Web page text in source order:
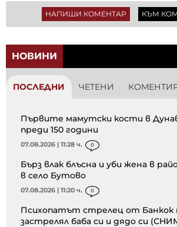
НАПИШИ КОМЕНТАР КЪМ
НОВИНИ
ПОСЛЕДНИ ЧЕТЕНИ
Първите мамутски кости в
преди 150 години
07.08.2026 | 11:28 ч. 0
Бърз влак блъсна и уби жена в
в село Бутово
07.08.2026 | 11:20 ч. 0
Психопатът стрелец от Банкок
застрелял баба си и дядо си